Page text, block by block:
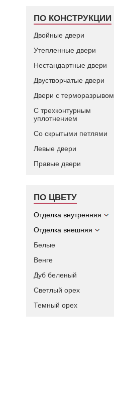
ПО КОНСТРУКЦИИ
Двойные двери
Утепленные двери
Нестандартные двери
Двустворчатые двери
Двери с терморазрывом
С трехконтурным
уплотнением
Со скрытыми петлями
Левые двери
Правые двери
ПО ЦВЕТУ
Отделка внутренняя
Отделка внешняя
Белые
Венге
Дуб беленый
Светлый орех
Темный орех